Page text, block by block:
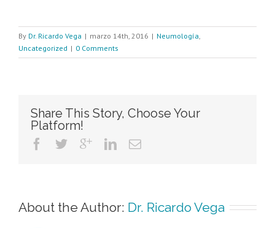
By Dr. Ricardo Vega | marzo 14th, 2016 | Neumología,
Uncategorized | 0 Comments
Share This Story, Choose Your
Platform!
About the Author: Dr. Ricardo Vega